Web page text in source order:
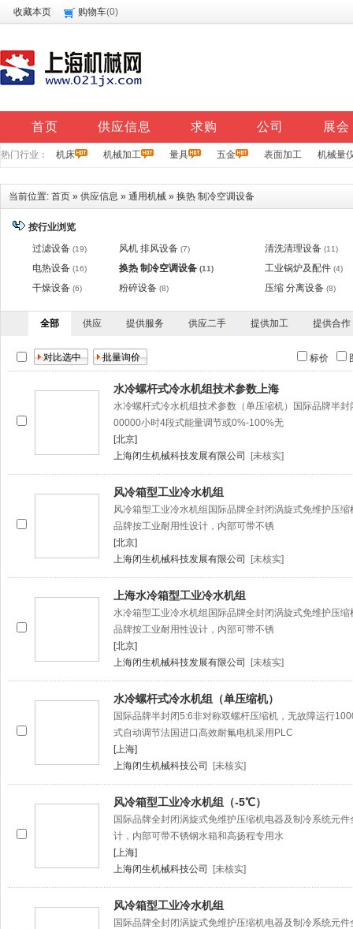
收藏本页 购物车(0)
首页 供应信息 求购 公司 展会
热门行业： 机床 机械加工 量具 五金 表面加工 机械量
当前位置: 首页 » 供应信息 » 通用机械 » 换热 制冷空调设备
按行业浏览
过滤设备 (19) 风机 排风设备 (7) 清洗清理设备 (11)
电热设备 (16) 换热 制冷空调设备 (11) 工业锅炉及配件 (4)
干燥设备 (6) 粉碎设备 (8) 压缩 分离设备 (8)
全部 供应 提供服务 供应二手 提供加工 提供合作
标价
水冷螺杆式冷水机组技术参数上海
水冷螺杆式冷水机组技术参数（单压缩机）国际品牌半
00000小时4段式能量调节或0%-100%无
[北京]
上海闭生机械科技发展有限公司
[未核实]
风冷箱型工业冷水机组
风冷箱型工业冷水机组国际品牌全封闭涡旋式免维护压
品牌按工业耐用性设计，内部可带不锈
[北京]
上海闭生机械科技发展有限公司
[未核实]
上海水冷箱型工业冷水机组
水冷箱型工业冷水机组国际品牌全封闭涡旋式免维护压
品牌按工业耐用性设计，内部可带不锈
[北京]
上海闭生机械科技发展有限公司
[未核实]
水冷螺杆式冷水机组（单压缩机）
国际品牌半封闭5:6非对称双螺杆压缩机，无故障运行
式自动调节法国进口高效耐氟电机采用PLC
[上海]
上海闭生机械科技公司
[未核实]
风冷箱型工业冷水机组（-5℃）
国际品牌全封闭涡旋式免维护压缩机电器及制冷系统元
计，内部可带不锈钢水箱和高扬程专用水
[上海]
上海闭生机械科技公司
[未核实]
风冷箱型工业冷水机组
国际品牌全封闭涡旋式免维护压缩机电器及制冷系统元